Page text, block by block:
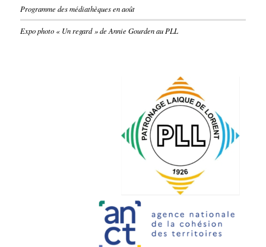
Programme des médiathèques en août
Expo photo « Un regard » de Annie Gourden au PLL